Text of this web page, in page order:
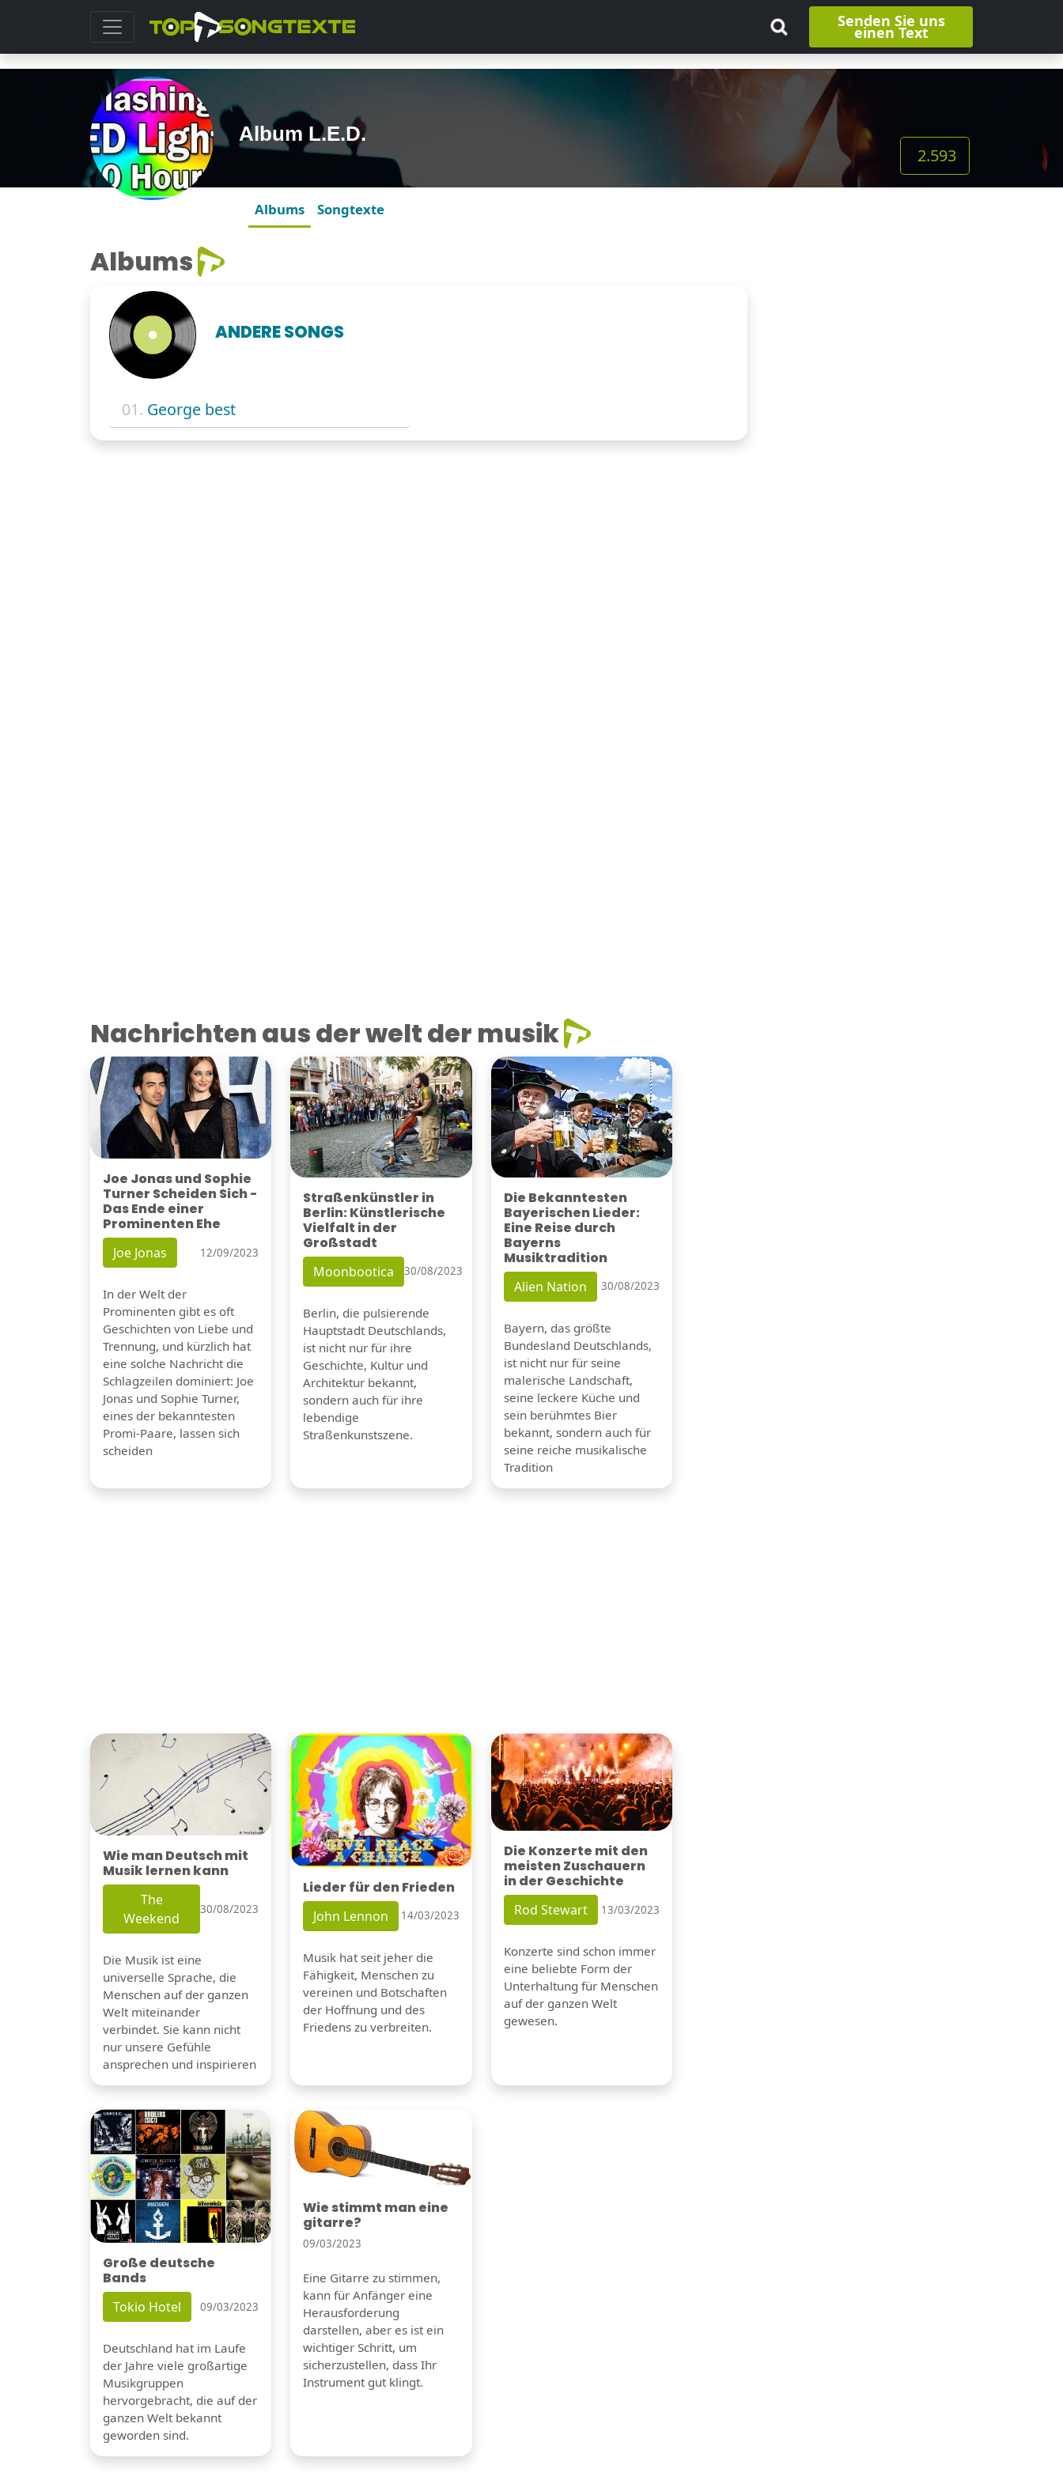
Senden Sie uns
einen Text
Album L.E.D.
2.593
Albums Songtexte
Albums
ANDERE SONGS
01. George best
Nachrichten aus der welt der musik
Joe Jonas und Sophie
Turner Scheiden Sich -
Das Ende einer
Prominenten Ehe
Joe Jonas 12/09/2023
In der Welt der
Prominenten gibt es oft
Geschichten von Liebe und
Trennung, und kürzlich hat
eine solche Nachricht die
Schlagzeilen dominiert: Joe
Jonas und Sophie Turner,
eines der bekanntesten
Promi-Paare, lassen sich
scheiden
Straßenkünstler in
Berlin: Künstlerische
Vielfalt in der
Großstadt
Moonbootica 30/08/2023
Berlin, die pulsierende
Hauptstadt Deutschlands,
ist nicht nur für ihre
Geschichte, Kultur und
Architektur bekannt,
sondern auch für ihre
lebendige
Straßenkunstszene.
Die Bekanntesten
Bayerischen Lieder:
Eine Reise durch
Bayerns
Musiktradition
Alien Nation 30/08/2023
Bayern, das größte
Bundesland Deutschlands,
ist nicht nur für seine
malerische Landschaft,
seine leckere Küche und
sein berühmtes Bier
bekannt, sondern auch für
seine reiche musikalische
Tradition
Wie man Deutsch mit
Musik lernen kann
The
Weekend
30/08/2023
Die Musik ist eine
universelle Sprache, die
Menschen auf der ganzen
Welt miteinander
verbindet. Sie kann nicht
nur unsere Gefühle
ansprechen und inspirieren
Lieder für den Frieden
John Lennon 14/03/2023
Musik hat seit jeher die
Fähigkeit, Menschen zu
vereinen und Botschaften
der Hoffnung und des
Friedens zu verbreiten.
Die Konzerte mit den
meisten Zuschauern
in der Geschichte
Rod Stewart 13/03/2023
Konzerte sind schon immer
eine beliebte Form der
Unterhaltung für Menschen
auf der ganzen Welt
gewesen.
Große deutsche
Bands
Tokio Hotel 09/03/2023
Deutschland hat im Laufe
der Jahre viele großartige
Musikgruppen
hervorgebracht, die auf der
ganzen Welt bekannt
geworden sind.
Wie stimmt man eine
gitarre?
09/03/2023
Eine Gitarre zu stimmen,
kann für Anfänger eine
Herausforderung
darstellen, aber es ist ein
wichtiger Schritt, um
sicherzustellen, dass Ihr
Instrument gut klingt.